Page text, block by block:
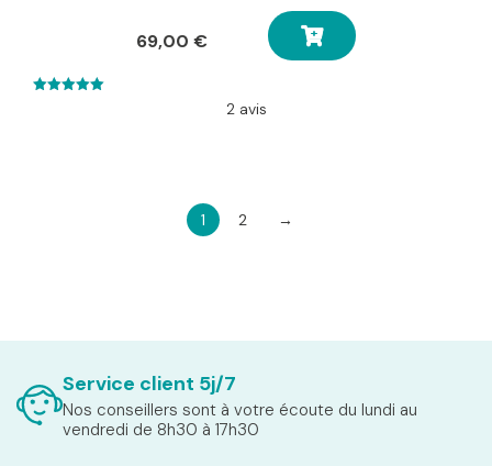
69,00 €
2 avis
1 2 →
Service client 5j/7
Nos conseillers sont à votre écoute du lundi au
vendredi de 8h30 à 17h30